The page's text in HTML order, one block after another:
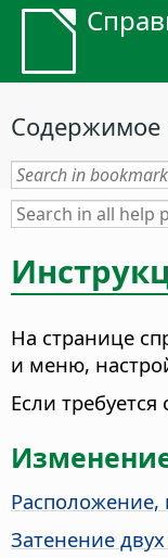
Содержимое
На странице
и меню,
Если
Расположение,
Затенение